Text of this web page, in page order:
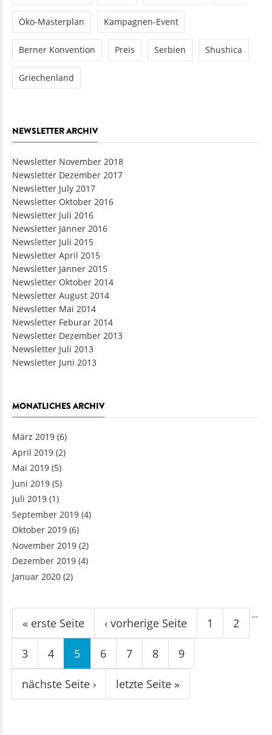
Öko-Masterplan Kampagnen-Event
Berner Konvention Preis Serbien Shushica
Griechenland
NEWSLETTER ARCHIV
Newsletter November 2018
Newsletter Dezember 2017
Newsletter July 2017
Newsletter Oktober 2016
Newsletter Juli 2016
Newsletter Jänner 2016
Newsletter Juli 2015
Newsletter April 2015
Newsletter Jänner 2015
Newsletter Oktober 2014
Newsletter August 2014
Newsletter Mai 2014
Newsletter Feburar 2014
Newsletter Dezember 2013
Newsletter Juli 2013
Newsletter Juni 2013
MONATLICHES ARCHIV
März 2019 (6)
April 2019 (2)
Mai 2019 (5)
Juni 2019 (5)
Juli 2019 (1)
September 2019 (4)
Oktober 2019 (6)
November 2019 (2)
Dezember 2019 (4)
Januar 2020 (2)
Seiten
« erste Seite ‹ vorherige Seite 1 2
3 4 5 6 7 8 9
…
nächste Seite › letzte Seite »